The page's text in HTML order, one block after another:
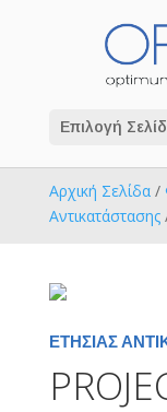
Επιλογή
Αρχική Σελίδα/
Αντικατάστασης
ΕΤΉΣΙΑΣ